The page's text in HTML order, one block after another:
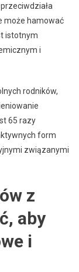
może hamować
istotnym
i
rodników,
65 razy
form
związanymi
z
aby
i